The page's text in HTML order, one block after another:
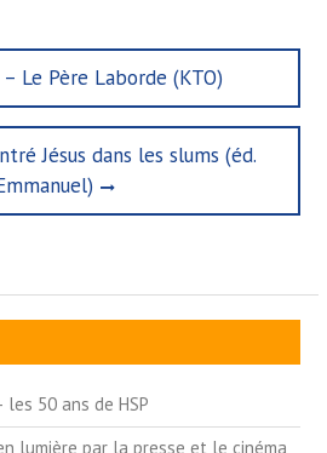
Le Père Laborde (KTO)
Jésus dans les slums (éd.
50 ans de HSP
en lumière par la presse et le cinéma